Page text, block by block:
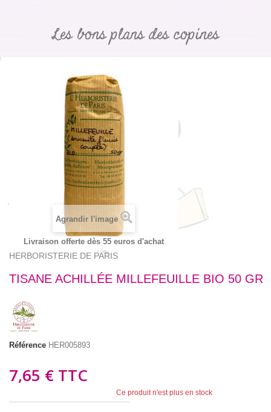
Les bons plans des copines
Agrandir l'image
Livraison offerte dès 55 euros d'achat
HERBORISTERIE DE PARIS
TISANE ACHILLÉE MILLEFEUILLE BIO 50 GR
Référence HER005893
7,65 € TTC
Ce produit n'est plus en stock